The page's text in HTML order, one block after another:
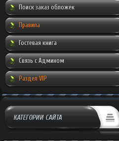
Поиск заказ обложек
Правила
Гостевая книга
Связь с Админом
Раздел VIP
КАТЕГОРИИ САЙТА